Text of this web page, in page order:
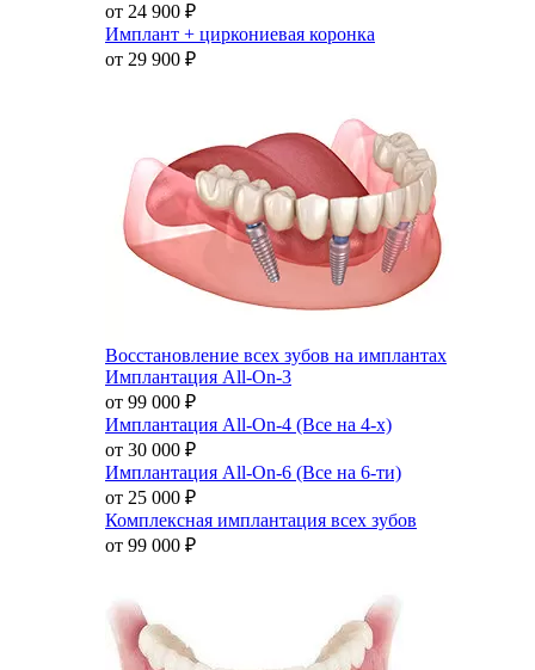
от 24 900 ₽
Имплант + циркониевая коронка
от 29 900 ₽
Восстановление всех зубов на имплантах
Имплантация All-On-3
от 99 000 ₽
Имплантация All-On-4 (Все на 4-х)
от 30 000 ₽
Имплантация All-On-6 (Все на 6-ти)
от 25 000 ₽
Комплексная имплантация всех зубов
от 99 000 ₽